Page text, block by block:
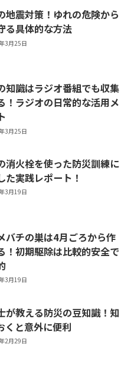
地震対策！ゆれの危険から
る具体的な方法
3月25日
知識はラジオ番組でも収集
！ラジオの日常的な活用メ
3月25日
消火栓を使った防災訓練に
た実践レポート！
3月19日
バチの巣は4月ごろから作
！初期駆除は比較的安全で
3月19日
が教える防災の豆知識！知
くと意外に便利
2月29日